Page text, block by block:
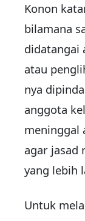
Konon
bilamana
didatangai
atau
nya
anggota
meninggal
agar jasad
yang lebih
Untuk